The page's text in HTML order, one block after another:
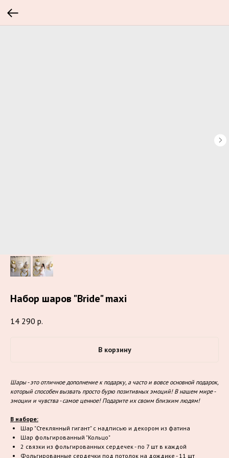
Набор шаров "Bride" maxi
14 290 р.
В корзину
Шары - это отличное дополнение к подарку, а часто и вовсе основной подарок,
который способен вызвать просто бурю позитивных эмоций! В нашем мире -
эмоции и чувства - самое ценное! Подарите их своим близким людям!
В наборе:
Шар "Стеклянный гигант" с надписью и декором из фатина
Шар фольгированный "Кольцо"
2 связки из фольгированных сердечек - по 7 шт в каждой
Фольгированные сердечки под потолок на дождике - 11 шт